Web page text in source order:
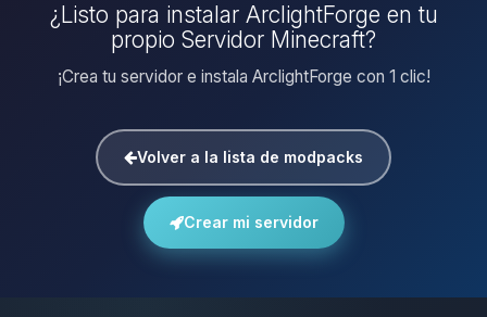
¿Listo para instalar ArclightForge en tu
propio Servidor Minecraft?
¡Crea tu servidor e instala ArclightForge con 1 clic!
Volver a la lista de modpacks
Crear mi servidor